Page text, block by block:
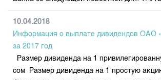
10.04.2018
Информация о выплате дивидендов ОАО
за 2017 год
Размер дивиденда на 1
сом Размер дивиденда на 1 простую